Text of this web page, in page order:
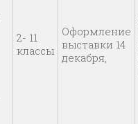
2- 11
классы
Оформление
выставки 14
декабря,